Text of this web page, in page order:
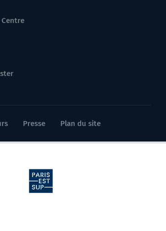
Presse Plan du site